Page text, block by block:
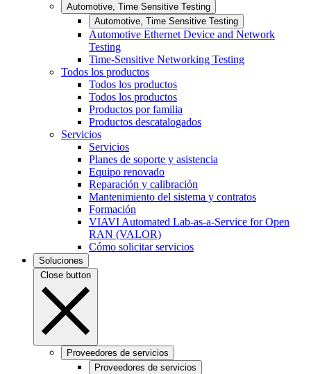
Automotive, Time Sensitive Testing
Automotive, Time Sensitive Testing
Automotive Ethernet Device and Network
Testing
Time-Sensitive Networking Testing
Todos los productos
Todos los productos
Todos los productos
Productos por familia
Productos descatalogados
Servicios
Servicios
Planes de soporte y asistencia
Equipo renovado
Reparación y calibración
Mantenimiento del sistema y contratos
Formación
VIAVI Automated Lab-as-a-Service for Open
RAN (VALOR)
Cómo solicitar servicios
Soluciones
Close button
Proveedores de servicios
Proveedores de servicios